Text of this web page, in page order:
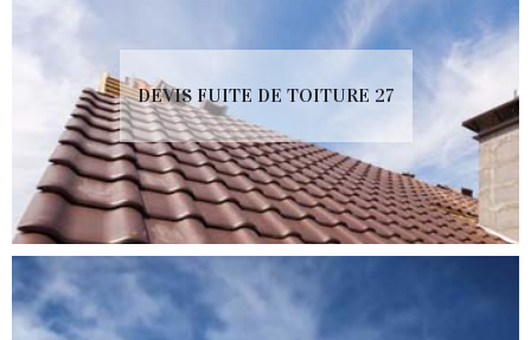
DEVIS FUITE DE TOITURE 27